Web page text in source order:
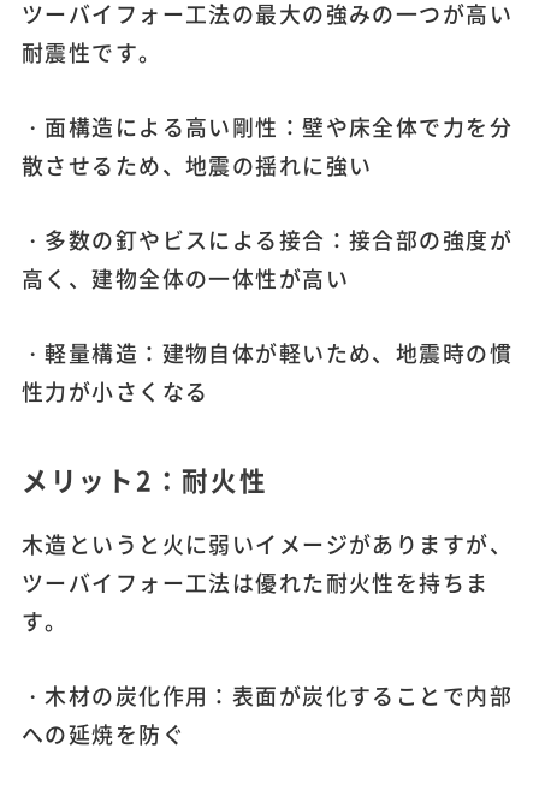
ツーバイフォー工法の最大の強みの一つが高い
耐震性です。
・面構造による高い剛性：壁や床全体で力を分
散させるため、地震の揺れに強い
・多数の釘やビスによる接合：接合部の強度が
高く、建物全体の一体性が高い
・軽量構造：建物自体が軽いため、地震時の慣
性力が小さくなる
メリット2：耐火性
木造というと火に弱いイメージがありますが、
ツーバイフォー工法は優れた耐火性を持ちま
す。
・木材の炭化作用：表面が炭化することで内部
への延焼を防ぐ